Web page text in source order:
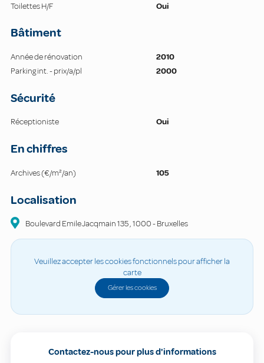
Toilettes H/F
Oui
Bâtiment
Année de rénovation
2010
Parking int. - prix/a/pl
2000
Sécurité
Réceptioniste Oui
En chiffres
Archives (€/m²/an) 105
Localisation
Boulevard Emile Jacqmain135,1000-Bruxelles
Veuillez accepter les cookies fonctionnels pour afficher la
carte
Gérer les cookies
Contactez-nous pour plus d'informations